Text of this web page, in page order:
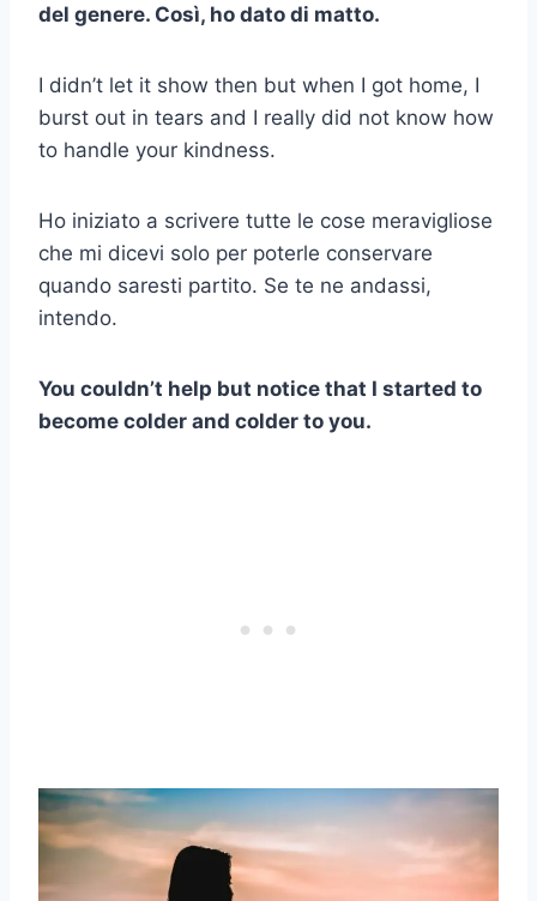
del genere. Così, ho dato di matto.
I didn’t let it show then but when I got home, I
burst out in tears and I really did not know how
to handle your kindness.
Ho iniziato a scrivere tutte le cose meravigliose
che mi dicevi solo per poterle conservare
quando saresti partito. Se te ne andassi,
intendo.
You couldn’t help but notice that I started to
become colder and colder to you.